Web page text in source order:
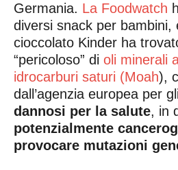
Germania. La Foodwatch
diversi snack per bambini,
cioccolato Kinder ha
“pericoloso” di oli minerali
idrocarburi saturi (Moah),
dall’agenzia europea per
dannosi per la salute, in
potenzialmente
provocare mutazioni